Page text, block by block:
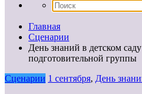
Главная
Сценарии
День знаний в детском
подготовительной группы
Сценарии 1 сентября, День